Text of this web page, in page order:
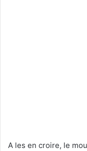
A les en croire, le